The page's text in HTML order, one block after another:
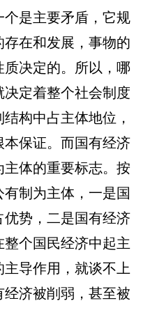
是主要矛盾，它规
在和发展，事物的
决定的。所以，哪
定着整个社会制度
构中占主体地位，
保证。而国有经济
体的重要标志。按
制为主体，一是国
势，二是国有经济
个国民经济中起主
导作用，就谈不上
济被削弱，甚至被